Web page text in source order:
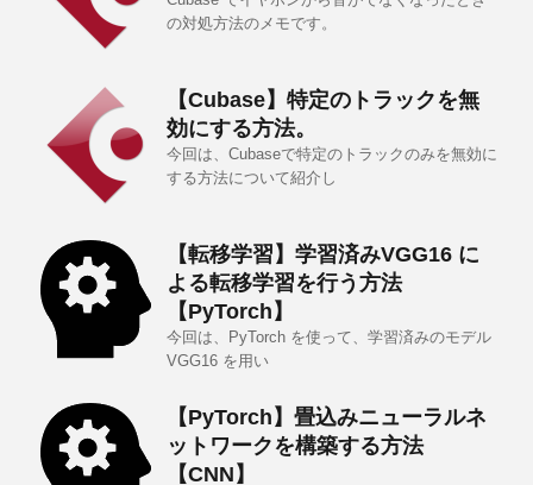
の対処方法のメモです。
【Cubase】特定のトラックを無
効にする方法。
今回は、Cubaseで特定のトラックのみを無効に
する方法について紹介し
【転移学習】学習済みVGG16 に
よる転移学習を行う方法
【PyTorch】
今回は、PyTorch を使って、学習済みのモデル
VGG16 を用い
【PyTorch】畳込みニューラルネ
ットワークを構築する方法
【CNN】